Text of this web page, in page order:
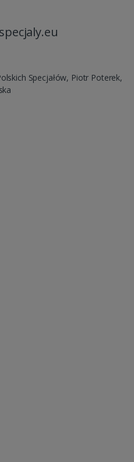
Specjałów, Piotr Poterek,